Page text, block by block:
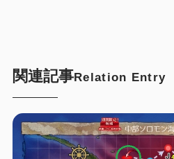
関連記事Relation Entry